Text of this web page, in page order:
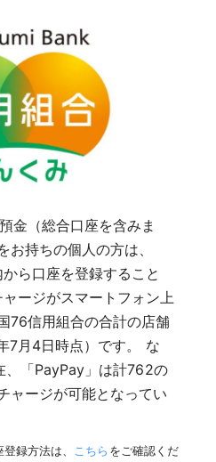
金（総合口座を含みま
持ちの個人の方は、
ら口座を登録すること
ージがスマートフォン上
76信用組合の合計の店舗
7月4日時点）です。 な
「PayPay」は計762の
ャージが可能となってい
録方法は、 こちら をご確認くだ